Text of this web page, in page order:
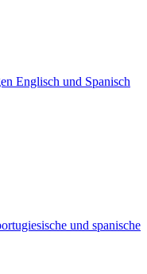
Englisch und Spanisch
und spanische